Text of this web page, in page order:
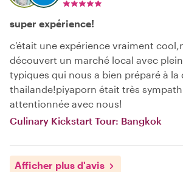
super expérience!
c'était une expérience vraiment
découvert un marché local avec
typiques qui nous a bien préparé à la
thailande!piyaporn était très
attentionnée avec nous!
Culinary Kickstart Tour: Bangkok
Afficher plus d'avis